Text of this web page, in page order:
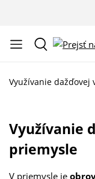
Využívanie dažďovej
Využívanie
priemysle
V priemysle je